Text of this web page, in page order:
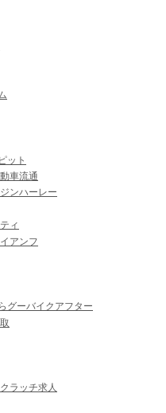
ット
車流通
ンハーレー
ィ
アンフ
グーバイクアフター
ラッチ求人